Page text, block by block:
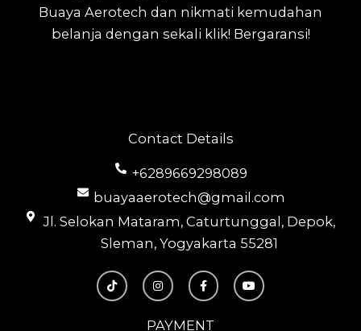
Contact Details
+6289669298089
buayaaerotech@gmail.com
Jl. Selokan Mataram, Caturtunggal, Depok,
Sleman, Yogyakarta 55281
T
i
k
I
n
s
a
F
a
c
b
Y
o
u
PAYMENT
Buaya Aerotech dan nikmati kemudahan
belanja dengan sekali klik! Bergaransi!